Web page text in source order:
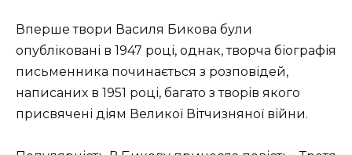
Вперше твори Василя Бикова були
опубліковані в 1947 році, однак, творча біографія
письменника починається з розповідей,
написаних в 1951 році, багато з творів якого
присвячені діям Великої Вітчизняної війни.